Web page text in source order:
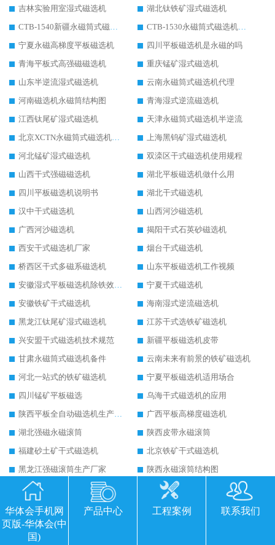
吉林实验用室湿式磁选机
湖北钛铁矿湿式磁选机
CTB-1540新疆永磁筒式磁选机
CTB-1530永磁筒式磁选机代理商
宁夏永磁高梯度平板磁选机
四川平板磁选机是永磁的吗
青海平板式高强磁磁选机
重庆锰矿湿式磁选机
山东半逆流湿式磁选机
云南永磁筒式磁选机代理
河南磁选机永磁筒结构图
青海湿式逆流磁选机
江西钛尾矿湿式磁选机
天津永磁筒式磁选机半逆流
北京XCTN永磁筒式磁选机磁块位置
上海黑钨矿湿式磁选机
河北锰矿湿式磁选机
双滦区干式磁选机使用规程
山西干式强磁磁选机
湖北平板磁选机做什么用
四川平板磁选机说明书
湖北干式磁选机
汉中干式磁选机
山西河沙磁选机
广西河沙磁选机
揭阳干式石英砂磁选机
西安干式磁选机厂家
烟台干式磁选机
桥西区干式多磁系磁选机
山东平板磁选机工作视频
安徽湿式平板磁选机除铁效果怎么样
宁夏干式磁选机
安徽铁矿干式磁选机
海南湿式逆流磁选机
黑龙江钛尾矿湿式磁选机
江苏干式选铁矿磁选机
兴安盟干式磁选机技术规范
新疆平板磁选机皮带
甘肃永磁筒式磁选机备件
云南未来有前景的铁矿磁选机
河北一站式的铁矿磁选机
宁夏平板磁选机适用场合
四川锰矿平板磁选
乌海干式磁选机的应用
陕西平板全自动磁选机生产厂家
广西平板高梯度磁选机
湖北强磁永磁滚筒
陕西皮带永磁滚筒
福建砂土矿干式磁选机
北京铁矿干式磁选机
黑龙江强磁滚筒生产厂家
陕西永磁滚筒结构图
克拉玛依永磁筒式磁选机主要技术参数
运城永磁筒式磁选机应用
河源精选钨精矿干式磁选机
江苏铁矿干式磁选机
朔州铁矿永磁筒式磁选机
湖南平板磁选机厂家
华体会手机网
页版-华体会(中
国)
产品中心 工程案例 联系我们